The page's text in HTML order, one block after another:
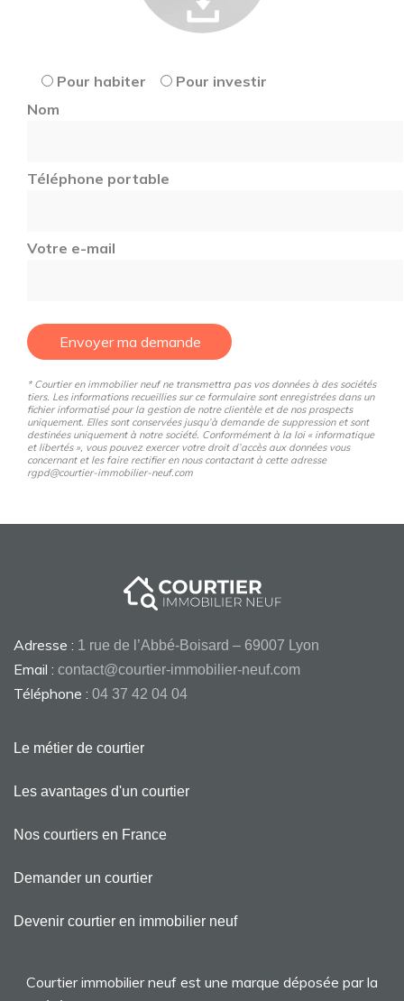
Pour habiter
Pour investir
Nom
Téléphone portable
Votre e-mail
Envoyer ma demande
* Courtier en immobilier neuf ne transmettra pas vos données à des sociétés
tiers. Les informations recueillies sur ce formulaire sont enregistrées dans un
fichier informatisé pour la gestion de notre clientèle et de nos prospects
uniquement. Elles sont conservées jusqu’à demande de suppression et sont
destinées uniquement à notre société. Conformément à la loi « informatique
et libertés », vous pouvez exercer votre droit d’accès aux données vous
concernant et les faire rectifier en nous contactant à cette adresse
rgpd@courtier-immobilier-neuf.com
Adresse : 1 rue de l’Abbé-Boisard – 69007 Lyon
Email : contact@courtier-immobilier-neuf.com
Téléphone : 04 37 42 04 04
Le métier de courtier
Les avantages d'un courtier
Nos courtiers en France
Demander un courtier
Devenir courtier en immobilier neuf
Courtier immobilier neuf est une marque déposée par la